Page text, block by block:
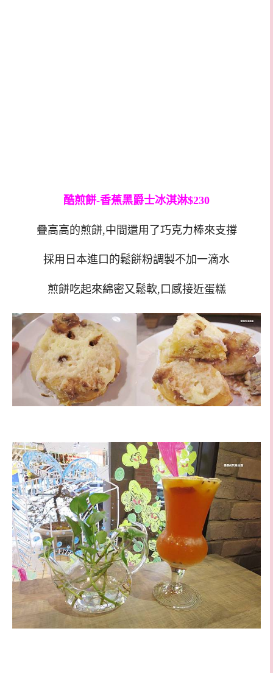
酷煎餅-香蕉黑爵士冰淇淋$230
疊高高的煎餅,中間還用了巧克力棒來支撐
採用日本進口的鬆餅粉調製不加一滴水
煎餅吃起來綿密又鬆軟,口感接近蛋糕